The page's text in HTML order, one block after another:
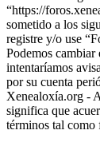
“https://
sometido a los
registre y/o use
Podemos cambiar
intentaríamos
por su cuenta
Xenealoxía.org -
significa que
términos tal como